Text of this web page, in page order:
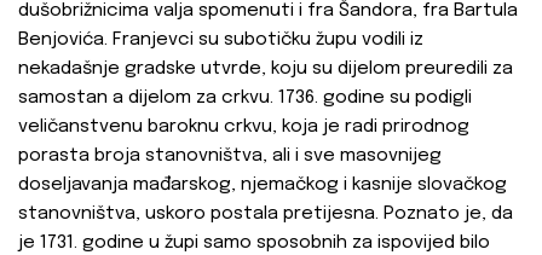
dušobrižnicima valja spomenuti i fra Šandora, fra Bartula
Benjovića. Franjevci su subotičku župu vodili iz
nekadašnje gradske utvrde, koju su dijelom preuredili za
samostan a dijelom za crkvu. 1736. godine su podigli
veličanstvenu baroknu crkvu, koja je radi prirodnog
porasta broja stanovništva, ali i sve masovnijeg
doseljavanja mađarskog, njemačkog i kasnije slovačkog
stanovništva, uskoro postala pretijesna. Poznato je, da
je 1731. godine u župi samo sposobnih za ispovijed bilo